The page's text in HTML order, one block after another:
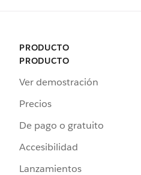
PRODUCTO
PRODUCTO
Ver demostración
Precios
De pago o gratuito
Accesibilidad
Lanzamientos